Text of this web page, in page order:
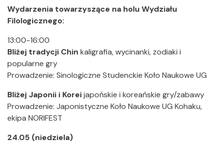
Wydarzenia towarzyszące na holu Wydziału
Filologicznego:
13:00-16:00
Bliżej tradycji Chin kaligrafia, wycinanki, zodiaki i
popularne gry
Prowadzenie: Sinologiczne Studenckie Koło Naukowe UG
Bliżej Japonii i Koreijapońskie i koreańskie gry/zabawy
Prowadzenie: Japonistyczne Koło Naukowe UG Kohaku,
ekipa NORIFEST
24.05 (niedziela)